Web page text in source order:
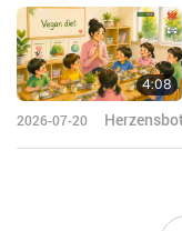
4:08
2026-07-20